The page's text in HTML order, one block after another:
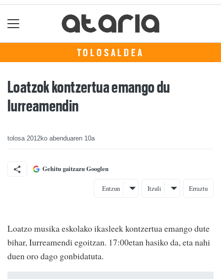
TOLOSALDEA
Loatzok kontzertua emango du
Iurreamendin
tolosa 2012ko abenduaren 10a
Gehitu gaitzazu Googlen
Entzun Itzuli Erraztu
Loatzo musika eskolako ikasleek kontzertua emango dute
bihar, Iurreamendi egoitzan. 17:00etan hasiko da, eta nahi
duen oro dago gonbidatuta.